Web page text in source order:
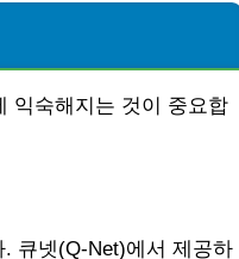
익숙해지는 것이 중요합
큐넷(Q-Net)에서 제공하